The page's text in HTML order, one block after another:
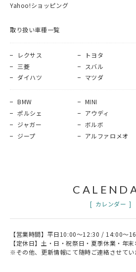
Yahoo!ショッピング
取り扱い車種一覧
レクサス
三菱
ダイハツ
トヨタ
スバル
マツダ
BMW
ポルシェ
ジャガー
ジープ
MINI
アウディ
ボルボ
アルファロメオ
カレンダー
【営業時間】平日10:00～12:30 / 14:00～
【定休日】土・日・祝祭日・夏季休業・年
その他、更新情報にて随時ご連絡させて